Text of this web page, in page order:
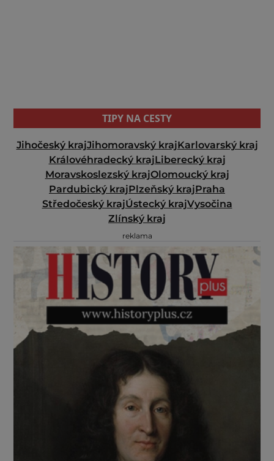
TIPY NA CESTY
Jihočeský krajJihomoravský krajKarlovarský kraj
Královéhradecký krajLiberecký kraj
Moravskoslezský krajOlomoucký kraj
Pardubický krajPlzeňský krajPraha
Středočeský krajÚstecký krajVysočina
Zlínský kraj
reklama